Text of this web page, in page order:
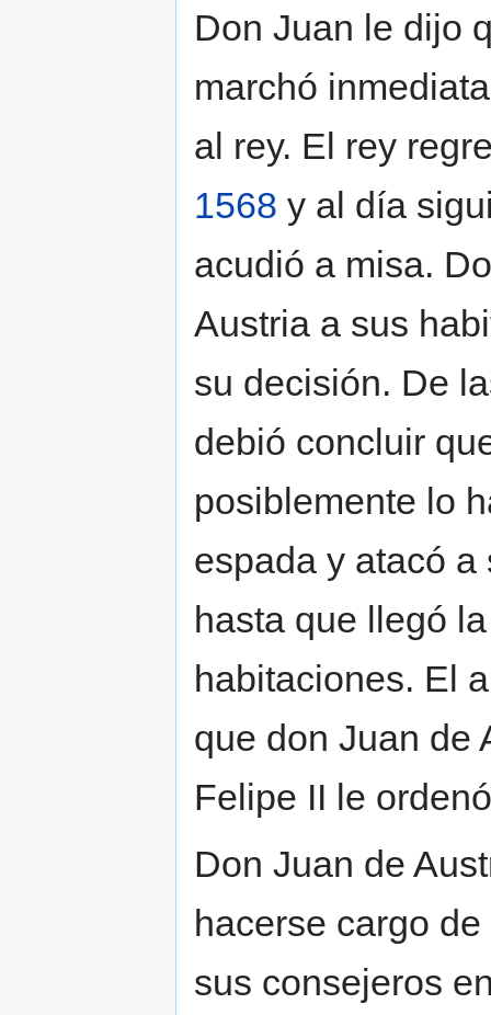
Don Juan le dijo
marchó
al rey. El rey
1568 y al día
acudió a misa.
Austria a sus
su decisión. De
debió concluir
posiblemente lo
espada y atacó
hasta que llegó
habitaciones. El
que don Juan de
Felipe II le
Don Juan de
hacerse cargo
sus consejeros